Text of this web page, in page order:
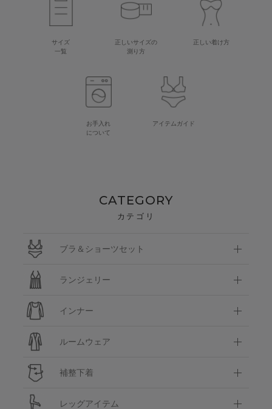
サイズ
一覧
正しいサイズの
測り方
正しい着け方
お手入れ
について
アイテムガイド
CATEGORY
カテゴリ
ブラ＆ショーツセット
ランジェリー
インナー
ルームウェア
補整下着
レッグアイテム